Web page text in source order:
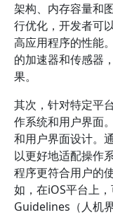
架构、内存容量和
行优化，开发者可
高应用程序的性能
的加速器和传感器
果。
其次，针对特定平
作系统和用户界面
和用户界面设计。
以更好地适配操作
程序更符合用户的
如，在iOS平台上
Guidelines（人机